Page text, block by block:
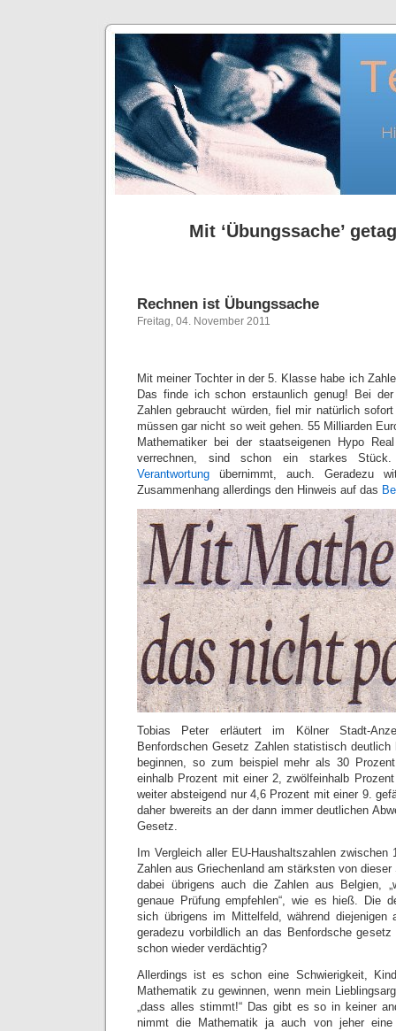
Mit ‘Übungssache’
Rechnen ist Übungssache
Freitag, 04. November 2011
Mit meiner Tochter in der 5. Klasse habe ich
Das finde ich schon erstaunlich genug! Bei
Zahlen gebraucht würden, fiel mir natürlich
müssen gar nicht so weit gehen. 55 Milliarden
Mathematiker bei der staatseigenen Hypo
verrechnen, sind schon ein starkes
Verantwortung übernimmt, auch. Geradezu
Zusammenhang allerdings den Hinweis auf das
Tobias Peter erläutert im Kölner Stadt-
Benfordschen Gesetz Zahlen statistisch
beginnen, so zum beispiel mehr als 30
einhalb Prozent mit einer 2, zwölfeinhalb
weiter absteigend nur 4,6 Prozent mit einer 9.
daher bwereits an der dann immer deutlichen
Gesetz.
Im Vergleich aller EU-Haushaltszahlen zwischen
Zahlen aus Griechenland am stärksten von
dabei übrigens auch die Zahlen aus Belgien,
genaue Prüfung empfehlen“, wie es hieß. Die
sich übrigens im Mittelfeld, während diejenigen
geradezu vorbildlich an das Benfordsche
schon wieder verdächtig?
Allerdings ist es schon eine Schwierigkeit,
Mathematik zu gewinnen, wenn mein
„dass alles stimmt!“ Das gibt es so in keiner
nimmt die Mathematik ja auch von jeher eine